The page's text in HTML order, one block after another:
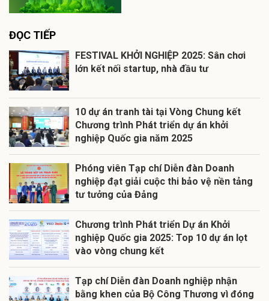
ĐỌC TIẾP
FESTIVAL KHỞI NGHIỆP 2025: Sân chơi
lớn kết nối startup, nhà đầu tư
10 dự án tranh tài tại Vòng Chung kết
Chương trình Phát triển dự án khởi
nghiệp Quốc gia năm 2025
Phóng viên Tạp chí Diễn đàn Doanh
nghiệp đạt giải cuộc thi bảo vệ nền tảng
tư tưởng của Đảng
Chương trình Phát triển Dự án Khởi
nghiệp Quốc gia 2025: Top 10 dự án lọt
vào vòng chung kết
Tạp chí Diễn đàn Doanh nghiệp nhận
bằng khen của Bộ Công Thương vì đóng